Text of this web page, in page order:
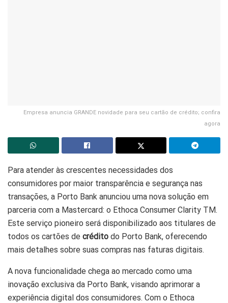
Empresa anuncia GRANDE novidade para seu cartão de crédito; confira
agora
Para atender às crescentes necessidades dos
consumidores por maior transparência e segurança nas
transações, a Porto Bank anunciou uma nova solução em
parceria com a Mastercard: o Ethoca Consumer Clarity TM.
Este serviço pioneiro será disponibilizado aos titulares de
todos os cartões de crédito do Porto Bank, oferecendo
mais detalhes sobre suas compras nas faturas digitais.
A nova funcionalidade chega ao mercado como uma
inovação exclusiva da Porto Bank, visando aprimorar a
experiência digital dos consumidores. Com o Ethoca